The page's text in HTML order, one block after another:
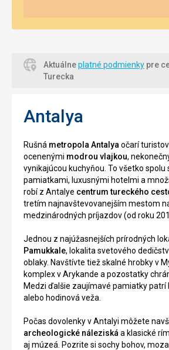
Aktuálneplatné podmienky pre
Turecka
Antalya
Rušná metropola Antalya očarí
ocenenými modrou vlajkou,
vynikajúcou kuchyňou. To všetko spolu
pamiatkami, luxusnými hotelmi a
robí z Antalye centrum tureckého
tretím najnavštevovanejším mestom
medzinárodných príjazdov (od roku
Jednou z najúžasnejších prírodných
Pamukkale, lokalita svetového
oblaky. Navštívte tiež skalné hrobky v
komplex v Arykande a pozostatky
Medzi ďalšie zaujímavé pamiatky patrí
alebo hodinová veža.
Počas dovolenky v Antalyi môžete
archeologické náleziská a klasické
aj múzeá. Pozrite si sochy bohov,